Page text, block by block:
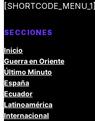
[SHORTCODE_MENU_1]
SECCIONES
Inicio
Guerra en Oriente
Último Minuto
España
Ecuador
Latinoamérica
Internacional